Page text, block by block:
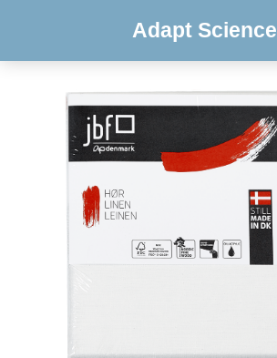
Adapt Science